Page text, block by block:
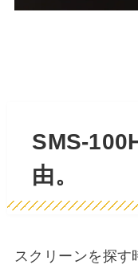
SMS-
由。
スクリーンを探す